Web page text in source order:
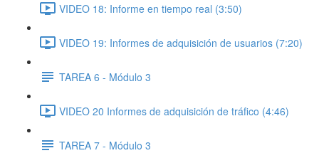
VIDEO 18: Informe en tiempo real (3:50)
VIDEO 19: Informes de adquisición de usuarios (7:20)
TAREA 6 - Módulo 3
VIDEO 20 Informes de adquisición de tráfico (4:46)
TAREA 7 - Módulo 3